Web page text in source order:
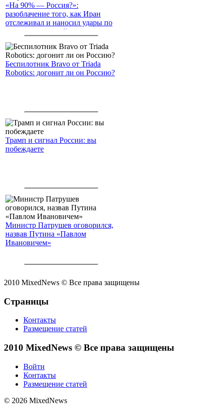
«На 90% — Россия?»:
разоблачение того, как Иран
отслеживал и наносил удары по
американским войскам
Беспилотник Bravo от Triada
Robotics: догонит ли он Россию?
Трамп и сигнал России: вы
побеждаете
Министр Патрушев оговорился,
назвав Путина «Павлом
Ивановичем»
2010 MixedNews © Все права защищены
Страницы
Контакты
Размещение статей
2010 MixedNews © Все права защищены
Войти
Контакты
Размещение статей
© 2026 MixedNews